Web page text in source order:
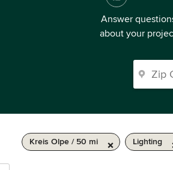
Answer
about your
Kreis Olpe / 50 mi Lighting